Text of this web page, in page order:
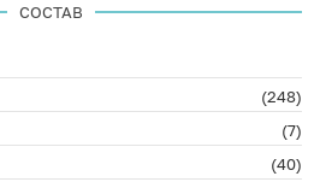
СОСТАВ
(248)
(7)
(40)